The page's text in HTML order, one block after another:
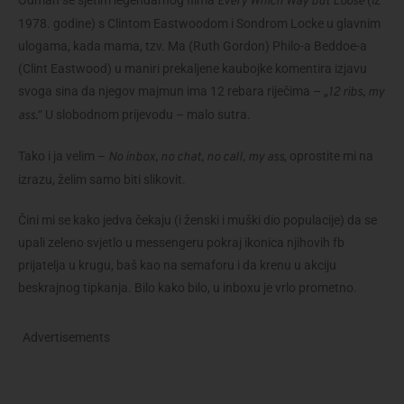
1978. godine) s Clintom Eastwoodom i Sondrom Locke u glavnim
ulogama, kada mama, tzv. Ma (Ruth Gordon) Philo-a Beddoe-a
(Clint Eastwood) u maniri prekaljene kaubojke komentira izjavu
svoga sina da njegov majmun ima 12 rebara riječima – „ 12 ribs, my
ass.“ U slobodnom prijevodu – malo sutra.
Tako i ja velim – No inbox, no chat, no call, my ass, oprostite mi na
izrazu, želim samo biti slikovit.
Čini mi se kako jedva čekaju (i ženski i muški dio populacije) da se
upali zeleno svjetlo u messengeru pokraj ikonica njihovih fb
prijatelja u krugu, baš kao na semaforu i da krenu u akciju
beskrajnog tipkanja. Bilo kako bilo, u inboxu je vrlo prometno.
Advertisements